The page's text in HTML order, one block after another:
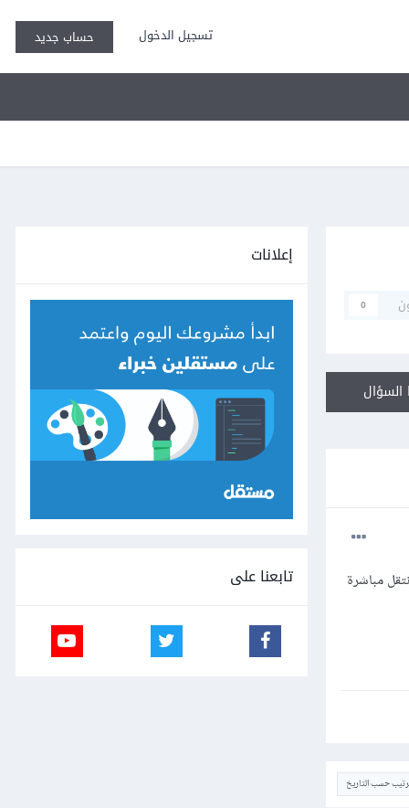
تسجيل الدخول حساب جديد
0
مباشرة
حسب التاريخ
إعلانات
تابعنا على